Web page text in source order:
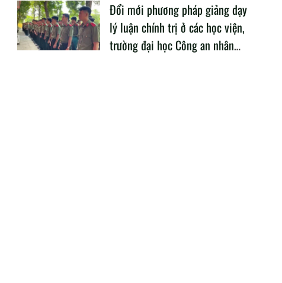
Đổi mới phương pháp giảng dạy
lý luận chính trị ở các học viện,
trường đại học Công an nhân